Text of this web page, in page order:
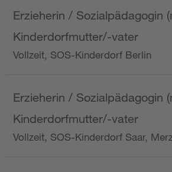
Erzieherin / Sozialpädagogin
Kinderdorfmutter/-vater
Vollzeit, SOS-Kinderdorf Berlin
Erzieherin / Sozialpädagogin
Kinderdorfmutter/-vater
Vollzeit, SOS-Kinderdorf Saar,